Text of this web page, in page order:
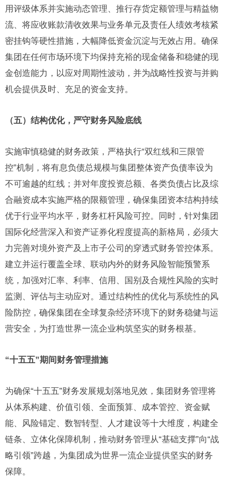
用评级体系并实施动态管理、推行存货定额管理与精益物
流、将应收账款清收效果与业务单元及责任人绩效考核紧
密挂钩等硬性措施，大幅降低资金沉淀与无效占用。确保
集团在任何市场环境下均保持充裕的现金储备和稳健的现
金创造能力，以应对周期性波动，并为战略性投资与并购
机会提供及时、充足的资金支持。
（五）结构优化，严守财务风险底线
实施审慎稳健的财务政策，严格执行“双红线和三限管
控”机制，将有息负债总规模与集团整体资产负债率设为
不可逾越的红线；并对年度投资总额、各类负债占比及综
合融资成本实施严格的限额管理，确保集团资本结构持续
优于行业平均水平，财务杠杆风险可控。同时，针对集团
国际化经营深入和资产证券化程度提高的新格局，必须大
力完善对境外资产及上市子公司的穿透式财务管控体系。
建立并运行覆盖全球、联动内外的财务风险智能预警系
统，加强对汇率、利率、信用、国别及合规性风险的实时
监测、评估与主动应对。通过结构性的优化与系统性的风
险防控，确保集团在全球复杂经济环境下的财务稳健与运
营安全，为打造世界一流企业构筑坚实的财务根基。
“十五五”期间财务管理措施
为确保“十五五”财务发展规划落地见效，集团财务管理将
从体系构建、价值引领、全面预算、成本管控、资金赋
能、风险锚定、数智转型、人才建设等十大维度，构建全
链条、立体化保障机制，推动财务管理从“基础支撑”向“战
略引领”跨越，为集团成为世界一流企业提供坚实的财务
保障。